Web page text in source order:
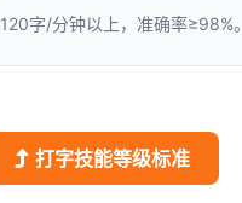
字/分钟以上，准确率≥98%。
打字技能等级标准